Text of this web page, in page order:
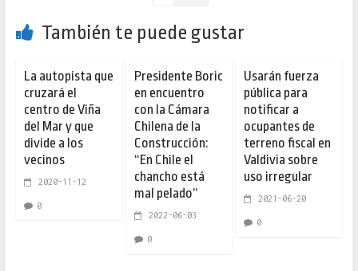
También te puede gustar
La autopista que
cruzará el
centro de Viña
del Mar y que
divide a los
vecinos
2020-11-12
0
Presidente Boric
en encuentro
con la Cámara
Chilena de la
Construcción:
“En Chile el
chancho está
mal pelado”
2022-06-03
0
Usarán fuerza
pública para
notificar a
ocupantes de
terreno fiscal en
Valdivia sobre
uso irregular
2021-06-20
0